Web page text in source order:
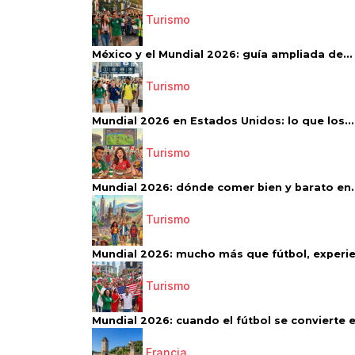
Turismo
México y el Mundial 2026: guía ampliada de...
Turismo
Mundial 2026 en Estados Unidos: lo que los...
Turismo
Mundial 2026: dónde comer bien y barato
Turismo
Mundial 2026: mucho más que fútbol,
Turismo
Mundial 2026: cuando el fútbol se convierte
Francia